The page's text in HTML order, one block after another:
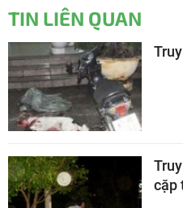
TIN LIÊN QUAN
cặp